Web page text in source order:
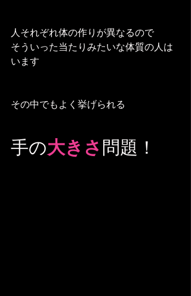
人それぞれ体の作りが異なるので
そういった当たりみたいな体質の人は
います
その中でもよく挙げられる
手の大きさ 問題！